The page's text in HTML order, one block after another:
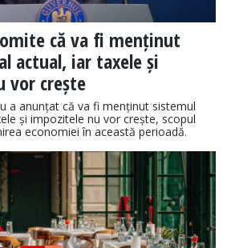
că va fi menținut
actual, iar taxele și
vor crește
a anunțat că va fi menținut sistemul
și impozitele nu vor crește, scopul
economiei în această perioadă.